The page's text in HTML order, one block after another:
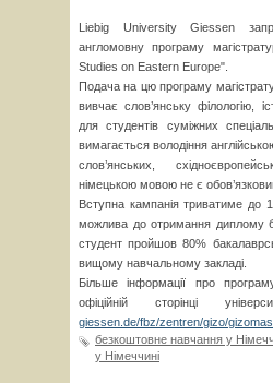
Liebig University Giessen
англомовну програму
Studies on Eastern Europe".
Подача на цю програму
вивчає слов’янську філологію,
для студентів суміжних
вимагається володіння
слов’янських,
німецькою мовою не є
Вступна кампанія триватиме до
можлива до отримання диплому
студент пройшов 80%
вищому навчальному закладі.
Більше інформації про
офіційній сторінці
giessen.de/fbz/zentren/gizo/
безкоштовне навчання у
у Німеччині